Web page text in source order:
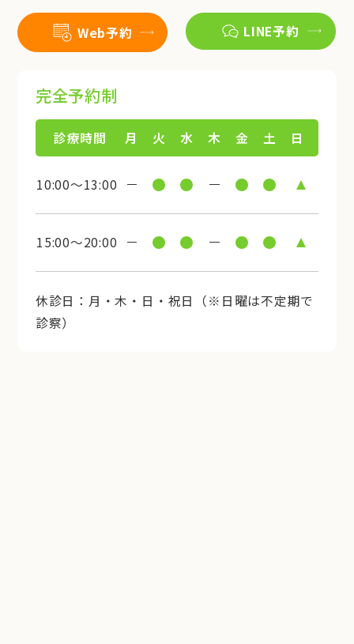
Web予約 LINE予約
完全予約制
診療時間 月 火 水 木 金 土 日
10:00～13:00
15:00～20:00
休診日：月・木・日・祝日（※日曜は不定期で
診察）